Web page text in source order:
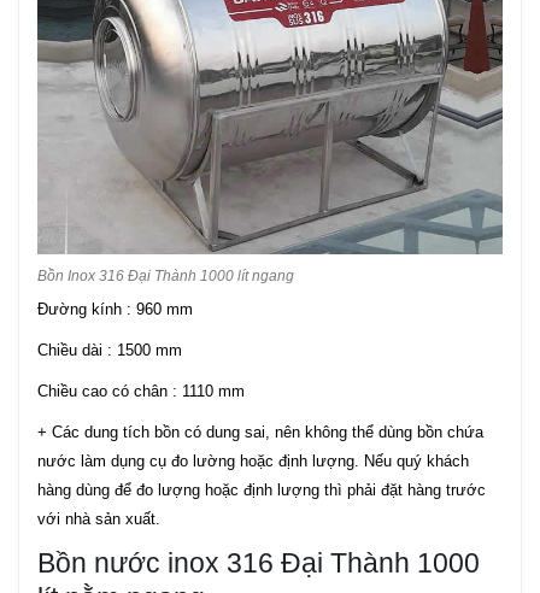
Bồn Inox 316 Đại Thành 1000 lít ngang
Đường kính : 960 mm
Chiều dài : 1500 mm
Chiều cao có chân : 1110 mm
+ Các dung tích bồn có dung sai, nên không thể dùng bồn chứa
nước làm dụng cụ đo lường hoặc định lượng. Nếu quý khách
hàng dùng để đo lượng hoặc định lượng thì phải đặt hàng trước
với nhà sản xuất.
Bồn nước inox 316 Đại Thành 1000